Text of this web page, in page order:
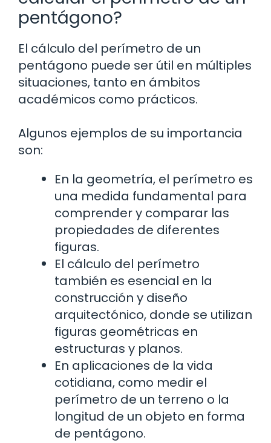
pentágono?
El cálculo del perímetro de un
pentágono puede ser útil en múltiples
situaciones, tanto en ámbitos
académicos como prácticos.
Algunos ejemplos de su importancia
son:
En la geometría, el perímetro es
una medida fundamental para
comprender y comparar las
propiedades de diferentes
figuras.
El cálculo del perímetro
también es esencial en la
construcción y diseño
arquitectónico, donde se utilizan
figuras geométricas en
estructuras y planos.
En aplicaciones de la vida
cotidiana, como medir el
perímetro de un terreno o la
longitud de un objeto en forma
de pentágono.